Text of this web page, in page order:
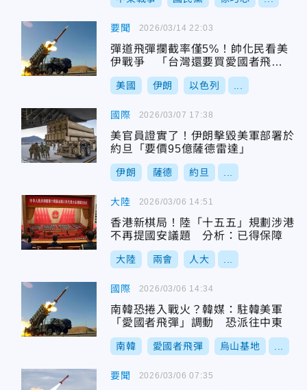
要聞
彈道飛彈攔截率僅5%！帥化民看美
伊戰爭 「台灣還要買愛國者飛
彈？」
美國 伊朗 以色列
2026/03/14 22:03
國際
美官員證實了！伊朗擊毀美軍部署於
約旦「要價95億薩德雷達」
伊朗 薩德 約旦
2026/03/07 17:38
大陸
香港新棋局！陸「十五五」規劃涉港
不再提國安議題 分析：已得保障
大陸 兩會 人大
2026/03/06 14:51
國際
南韓恐捲入戰火？韓媒：駐韓美軍
「愛國者飛彈」調動 恐派往中東
南韓 愛國者飛彈 烏山基地
2026/03/06 14:34
要聞 2026/03/06 07:35